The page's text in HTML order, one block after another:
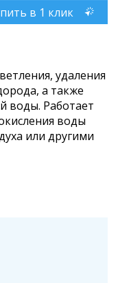
в 1 клик
удаления
а также
воды. Работает
воды
или другими